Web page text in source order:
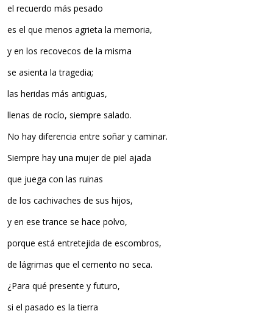
el recuerdo más pesado
es el que menos agrieta la memoria,
y en los recovecos de la misma
se asienta la tragedia;
las heridas más antiguas,
llenas de rocío, siempre salado.
No hay diferencia entre soñar y caminar.
Siempre hay una mujer de piel ajada
que juega con las ruinas
de los cachivaches de sus hijos,
y en ese trance se hace polvo,
porque está entretejida de escombros,
de lágrimas que el cemento no seca.
¿Para qué presente y futuro,
si el pasado es la tierra